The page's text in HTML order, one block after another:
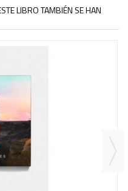
LIBRO TAMBIÉN SE HAN